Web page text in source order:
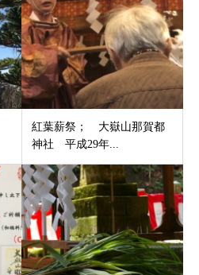
紅葉薪祭； 大嶽山那賀都
神社 平成29年...